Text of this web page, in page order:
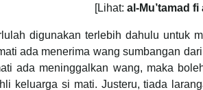
[Lihat: al-Mu’tamad fi
digunakan terlebih dahulu untuk
ada menerima wang sumbangan
ada meninggalkan wang, maka
keluarga si mati. Justeru, tiada